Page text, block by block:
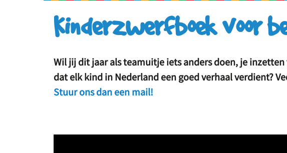
Kinderzwerfboek voor
Wil jij dit jaar als teamuitje iets anders doen, je
dat elk kind in Nederland een goed verhaal verdient?
Stuur ons dan een mail!